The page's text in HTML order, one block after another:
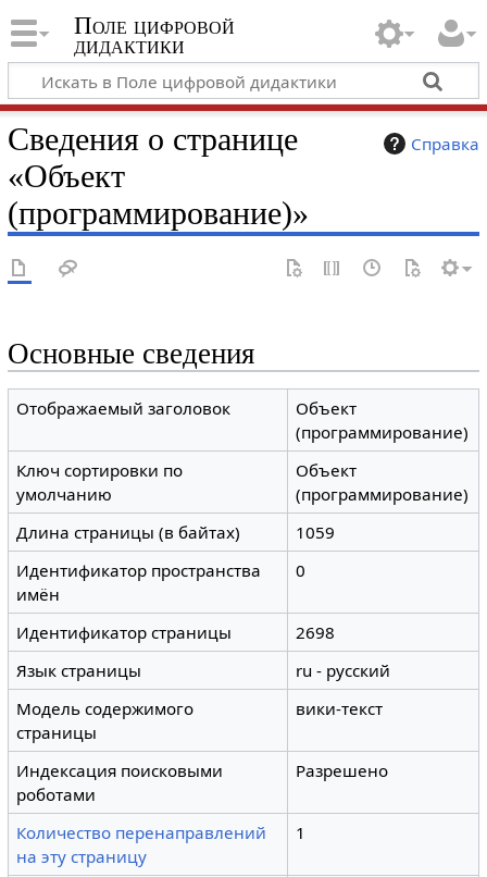
Поле цифровой
дидактики
Справка
Сведения о странице
«Объект
(программирование)»
Основные сведения
Отображаемый заголовок
Объект
(программирование)
Ключ сортировки по
умолчанию
Объект
(программирование)
Длина страницы (в байтах)
1059
Идентификатор пространства
имён
0
Идентификатор страницы
2698
Язык страницы
ru - русский
Модель содержимого
страницы
вики-текст
Индексация поисковыми
роботами
Разрешено
Количество перенаправлений
на эту страницу
1